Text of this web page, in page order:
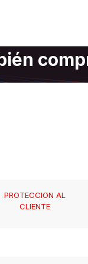
PROTECCION AL
CLIENTE